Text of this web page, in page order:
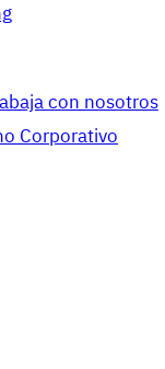
con nosotros
Corporativo